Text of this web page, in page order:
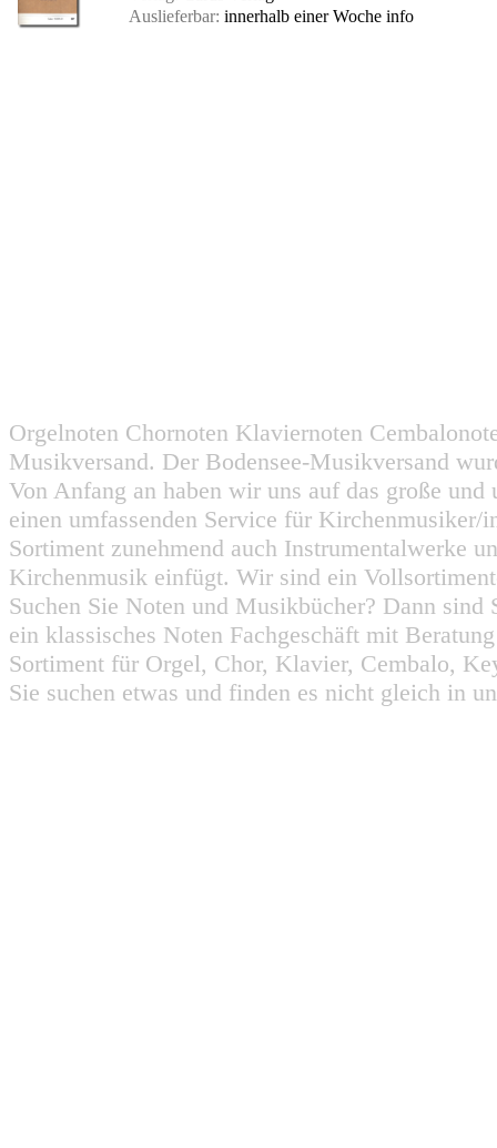
Auslieferbar: innerhalb einer Woche info
Orgelnoten Chornoten Klaviernoten
Musikversand. Der Bodensee-Musikversand
Von Anfang an haben wir uns auf das große
einen umfassenden Service für
Sortiment zunehmend auch Instrumentalwerke
Kirchenmusik einfügt. Wir sind ein
Suchen Sie Noten und Musikbücher? Dann
ein klassisches Noten Fachgeschäft mit
Sortiment für Orgel, Chor, Klavier, Cembalo,
Sie suchen etwas und finden es nicht gleich in